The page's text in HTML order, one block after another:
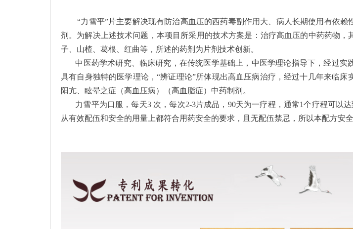
“力雪平”片主要解决现有防治高血压的西药毒副作用大、病人长期使用有依
剂。为解决上述技术问题，本项目所采用的技术方案是：治疗高血压的中药药物
子、山楂、葛根、红曲等，所述的药剂为片剂技术创新。
中医药学术研究、临床研究，在传统医学基础上，中医学理论指导下，经过实
具有自身独特的医学理论，“辨证理论”所体现出高血压病治疗，经过十几年来临
阳亢、眩晕之症（高血压病）（高血脂症）中药制剂。
力雪平为口服，每天3 次，每次2-3片成品，90天为一疗程，通常1个疗程可以
从有效配伍和安全的用量上都符合用药安全的要求，且无配伍禁忌，所以本配方安全